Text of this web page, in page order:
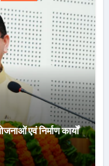
एवं निर्माण कार्यों